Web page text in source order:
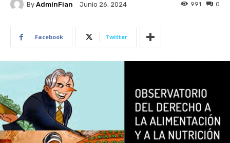
By AdminFian Junio 26, 2024 0
991
Facebook Twitter